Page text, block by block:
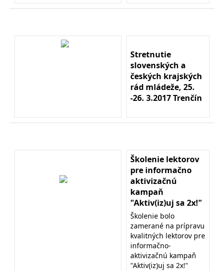
Stretnutie
slovenských a
českých krajských
rád mládeže, 25.
-26. 3.2017 Trenčín
Školenie lektorov
pre informačno
aktivizačnú
kampaň
"Aktiv(iz)uj sa 2x!"
Školenie bolo
zamerané na prípravu
kvalitných lektorov pre
informačno-
aktivizačnú kampaň
"Aktiv(iz)uj sa 2x!"